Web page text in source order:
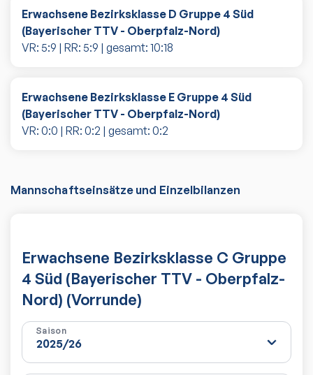
Erwachsene Bezirksklasse D Gruppe 4 Süd
(Bayerischer TTV - Oberpfalz-Nord)
VR: 5:9 | RR: 5:9 | gesamt: 10:18
Erwachsene Bezirksklasse E Gruppe 4 Süd
(Bayerischer TTV - Oberpfalz-Nord)
VR: 0:0 | RR: 0:2 | gesamt: 0:2
Mannschaftseinsätze und Einzelbilanzen
Erwachsene Bezirksklasse C Gruppe
4 Süd (Bayerischer TTV - Oberpfalz-
Nord) (Vorrunde)
Saison